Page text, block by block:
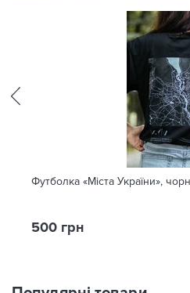
Футболка «Міста України»,
500 грн